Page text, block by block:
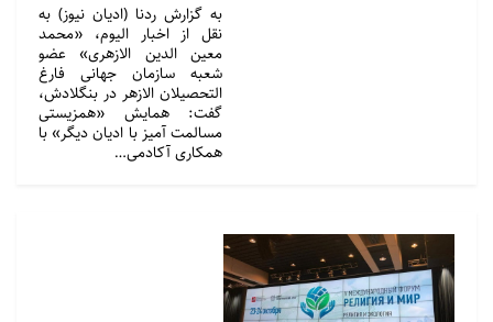
به گزارش ردنا (ادیان نیوز) به
نقل از اخبار الیوم، «محمد
معین الدین الازهری» عضو
شعبه سازمان جهانی فارغ
التحصیلان الازهر در بنگلادش،
گفت: همایش «همزیستی
مسالمت آمیز با ادیان دیگر» با
همکاری آکادمی…